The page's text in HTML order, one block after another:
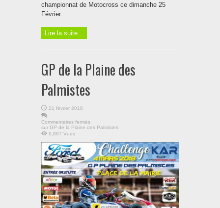
championnat de Motocross ce dimanche 25
Février.
Lire la suite...
GP de la Plaine des
Palmistes
21 février 2018
Commentaires fermés
sur GP de la Plaine des Palmistes
9,887 Vues